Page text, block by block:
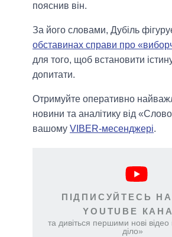
пояснив він.
За його словами, Дубіль
обставинах справи про
для того, щоб встановити
допитати.
Отримуйте оперативно
новини та аналітику від «Слово
вашому VIBER-месенджері.
ПІДПИСУЙТЕСЬ
YOUTUBE
та дивіться першими нові відео
діло»